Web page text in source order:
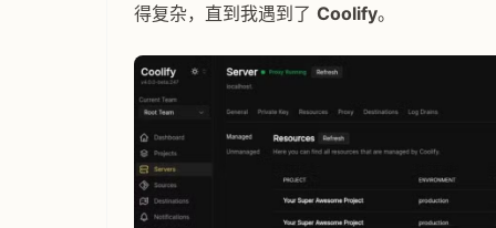
得复杂，直到我遇到了 Coolify。